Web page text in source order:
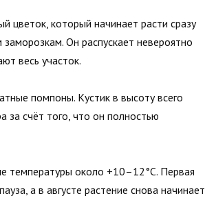
цветок, который начинает расти сразу
заморозкам. Он распускает невероятно
весь участок.
помпоны. Кустик в высоту всего
за счёт того, что он полностью
температуры около +10–12°C. Первая
а в августе растение снова начинает